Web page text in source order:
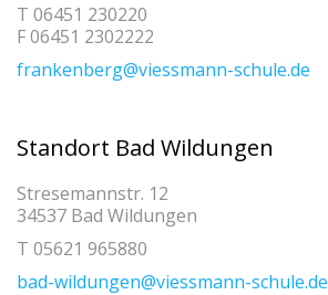
T 06451 230220
F 06451 2302222
frankenberg@viessmann-schule.de
Standort Bad Wildungen
Stresemannstr. 12
34537 Bad Wildungen
T 05621 965880
bad-wildungen@viessmann-schule.de